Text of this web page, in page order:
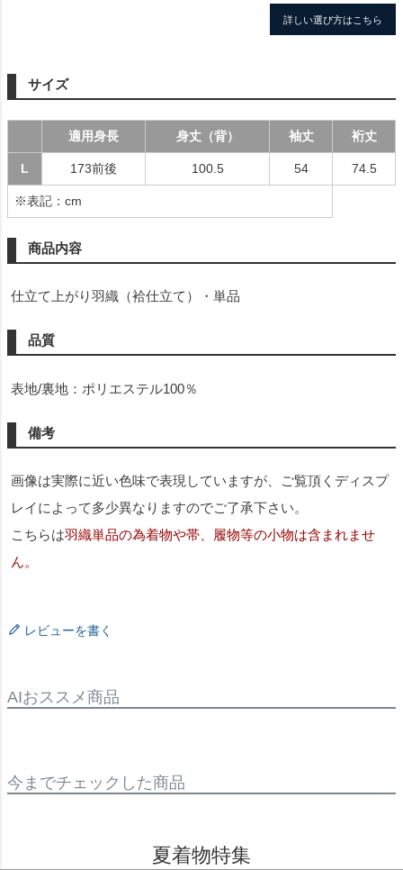
詳しい選び方はこちら
サイズ
適用身長 身丈（背） 袖丈 裄丈
L 173前後 100.5 54 74.5
※表記：cm
商品内容
仕立て上がり羽織（袷仕立て）・単品
品質
表地/裏地：ポリエステル100％
備考
画像は実際に近い色味で表現していますが、ご覧頂くディスプ
レイによって多少異なりますのでご了承下さい。
こちらは羽織単品の為着物や帯、履物等の小物は含まれませ
ん。
レビューを書く
AIおススメ商品
今までチェックした商品
夏着物特集